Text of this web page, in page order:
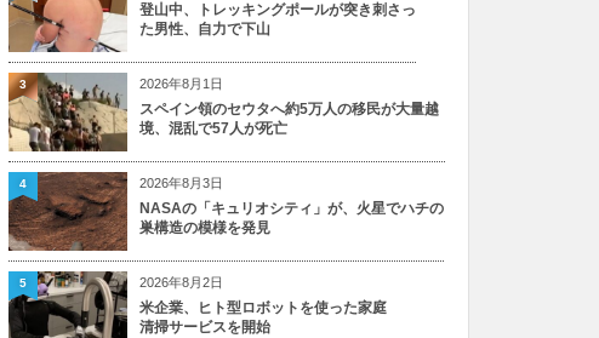
登山中、トレッキングポールが突き刺さっ
た男性、自力で下山
2026年8月1日
スペイン領のセウタへ約5万人の移民が大量越
境、混乱で57人が死亡
3
2026年8月3日
NASAの「キュリオシティ」が、火星でハチの
巣構造の模様を発見
4
2026年8月2日
米企業、ヒト型ロボットを使った家庭
清掃サービスを開始
5